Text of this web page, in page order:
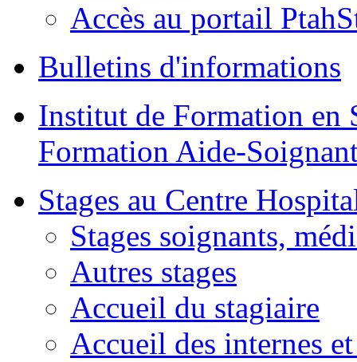
Accès au portail
Bulletins d'informations
Institut de Formation
Formation Aide-
Stages au Centre
Stages soignants,
Autres stages
Accueil du stagiaire
Accueil des internes